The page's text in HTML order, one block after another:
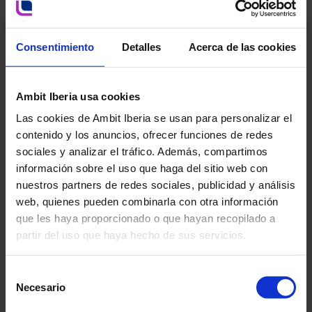
Consentimiento Detalles Acerca de las cookies
Ambit Iberia usa cookies
Las cookies de Ambit Iberia se usan para personalizar el
contenido y los anuncios, ofrecer funciones de redes
sociales y analizar el tráfico. Además, compartimos
información sobre el uso que haga del sitio web con
nuestros partners de redes sociales, publicidad y análisis
web, quienes pueden combinarla con otra información
que les haya proporcionado o que hayan recopilado a
partir del uso que haya hecho de sus servicios.
Necesario
Integrar o sistema de gestão da qualidade na gestão
geral da AMBIT.
âmbito de um programa sujeito a revisão, pelo menos
qualidade resultantes das atividades, para manter e
implementado.
3.5 Controlo pperacional
A AMBIT organizará, revisará e implementará as
Políticas e Procedimentos necessários para garantir que
o seu sistema de gestão está em conformidade com os
padrões de Qualidade implementados na organização,
definindo objetivos e ações para tratar os riscos
identificados.
mensurável através da utilização de Indicadores KPI.